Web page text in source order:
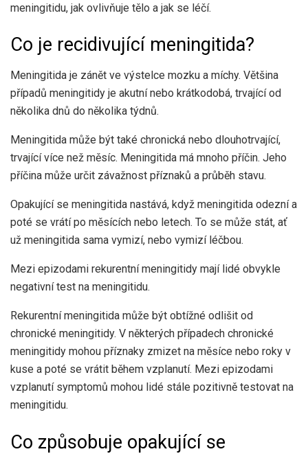
meningitidu, jak ovlivňuje tělo a jak se léčí.
Co je recidivující meningitida?
Meningitida je zánět ve výstelce mozku a míchy. Většina
případů meningitidy je akutní nebo krátkodobá, trvající od
několika dnů do několika týdnů.
Meningitida může být také chronická nebo dlouhotrvající,
trvající více než měsíc. Meningitida má mnoho příčin. Jeho
příčina může určit závažnost příznaků a průběh stavu.
Opakující se meningitida nastává, když meningitida odezní a
poté se vrátí po měsících nebo letech. To se může stát, ať
už meningitida sama vymizí, nebo vymizí léčbou.
Mezi epizodami rekurentní meningitidy mají lidé obvykle
negativní test na meningitidu.
Rekurentní meningitida může být obtížné odlišit od
chronické meningitidy. V některých případech chronické
meningitidy mohou příznaky zmizet na měsíce nebo roky v
kuse a poté se vrátit během vzplanutí. Mezi epizodami
vzplanutí symptomů mohou lidé stále pozitivně testovat na
meningitidu.
Co způsobuje opakující se